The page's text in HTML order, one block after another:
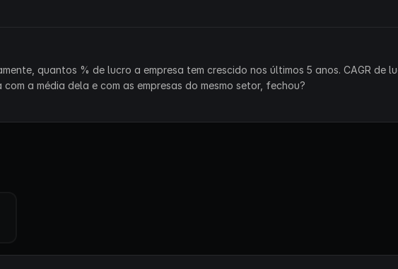
quantos % de lucro a empresa tem crescido nos últimos 5 anos. CAGR de
a média dela e com as empresas do mesmo setor, fechou?